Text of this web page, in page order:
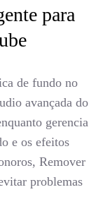
para
de fundo no
avançada do
gerencia
e os efeitos
Remover
problemas